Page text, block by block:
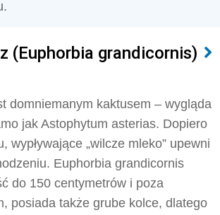
(Euphorbia grandicornis)
domniemanym kaktusem – wygląda
jak Astophytum asterias. Dopiero
wypływające „wilcze mleko” upewni
Euphorbia grandicornis
do 150 centymetrów i poza
posiada także grube kolce, dlatego